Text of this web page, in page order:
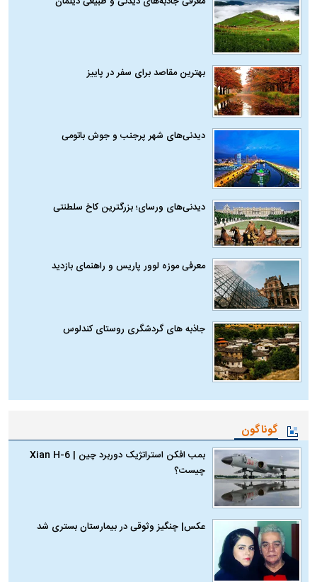
بهترین مقاصد برای سفر در پاییز
دیدنی‌های شهر پرجنب و جوش باتومی
دیدنی‌های ورسای؛ بزرگترین کاخ سلطنتی
معرفی موزه لوور پاریس و راهنمای بازدید
جاذبه های گردشگری روستای کندلوس
گوناگون
بمب افکن استراتژیک دوربرد چین | Xian H-6
چیست؟
عکس| چنگیز وثوقی در بیمارستان بستری شد